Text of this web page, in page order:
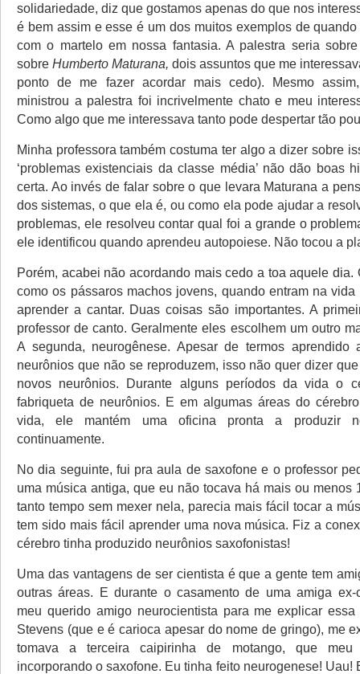
solidariedade, diz que gostamos apenas do que nos
é bem assim e esse é um dos muitos exemplos de
com o martelo em nossa fantasia. A palestra seria
sobre Humberto Maturana, dois assuntos que me
ponto de me fazer acordar mais cedo). Mesmo
ministrou a palestra foi incrivelmente chato e meu
Como algo que me interessava tanto pode despertar tão
Minha professora também costuma ter algo a dizer sobre
‘problemas existenciais da classe média’ não dão boas
certa. Ao invés de falar sobre o que levara Maturana a
dos sistemas, o que ela é, ou como ela pode ajudar a
problemas, ele resolveu contar qual foi a grande o
ele identificou quando aprendeu autopoiese. Não tocou a
Porém, acabei não acordando mais cedo a toa aquele dia.
como os pássaros machos jovens, quando entram na vida
aprender a cantar. Duas coisas são importantes. A
professor de canto. Geralmente eles escolhem um outro
A segunda, neurogênese. Apesar de termos
neurônios que não se reproduzem, isso não quer dizer
novos neurônios. Durante alguns períodos da vida o
fabriqueta de neurônios. E em algumas áreas do
vida, ele mantém uma oficina pronta a produzir
continuamente.
No dia seguinte, fui pra aula de saxofone e o professor
uma música antiga, que eu não tocava há mais ou menos
tanto tempo sem mexer nela, parecia mais fácil tocar a
tem sido mais fácil aprender uma nova música. Fiz a
cérebro tinha produzido neurônios saxofonistas!
Uma das vantagens de ser cientista é que a gente tem
outras áreas. E durante o casamento de uma amiga ex-
meu querido amigo neurocientista para me explicar essa
Stevens (que e é carioca apesar do nome de gringo), me
tomava a terceira caipirinha de motango, que meu
incorporando o saxofone. Eu tinha feito neurogenese! Uau!